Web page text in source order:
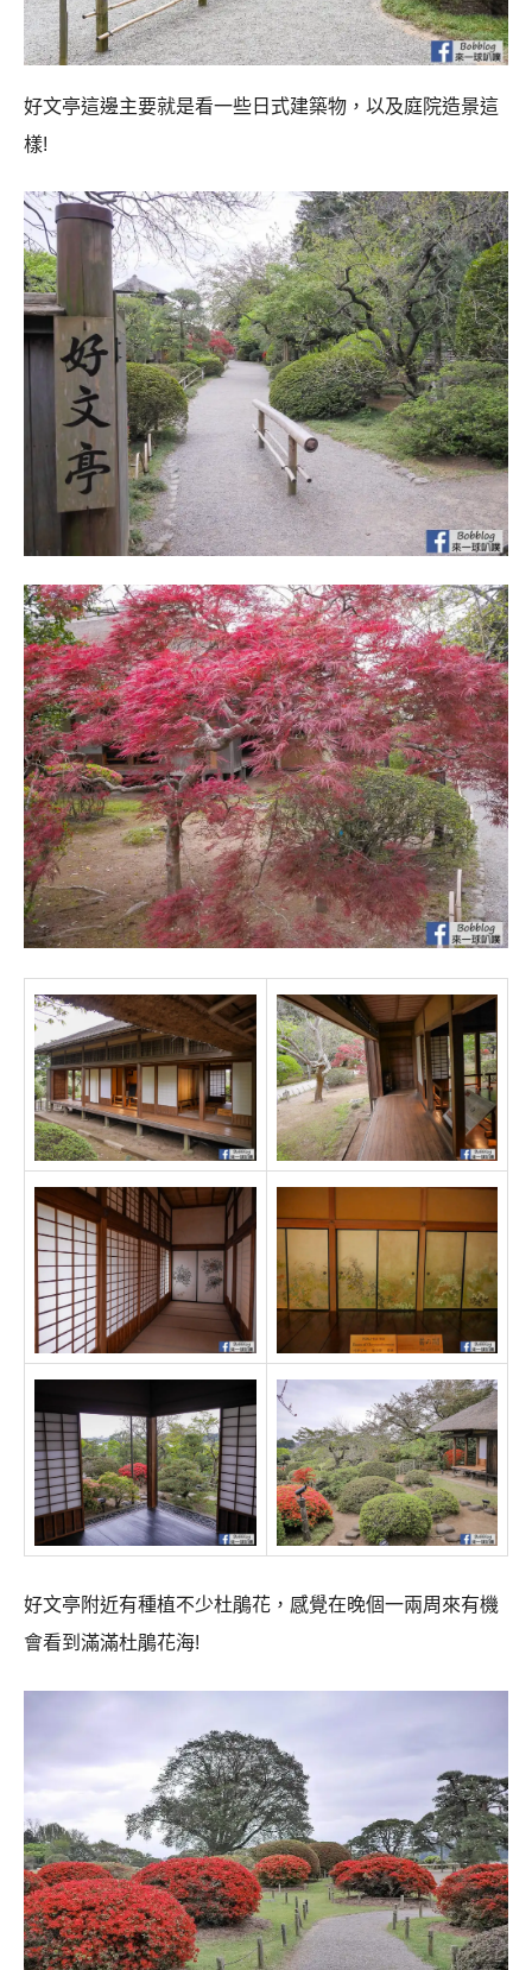
好文亭這邊主要就是看一些日式建築物，以及庭院造景這
樣!
好文亭附近有種植不少杜鵑花，感覺在晚個一兩周來有機
會看到滿滿杜鵑花海!